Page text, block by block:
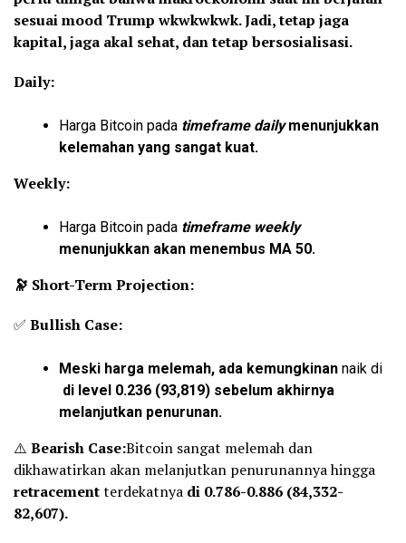
sesuai mood Trump wkwkwkwk. Jadi, tetap jaga
kapital, jaga akal sehat, dan tetap bersosialisasi.
Daily:
Harga Bitcoin pada timeframe daily menunjukkan
kelemahan yang sangat kuat.
Weekly:
Harga Bitcoin pada timeframe weekly
menunjukkan akan menembus MA 50.
🔭 Short-Term Projection:
✅ Bullish Case:
Meski harga melemah, ada kemungkinan naik di
di level 0.236 (93,819) sebelum akhirnya
melanjutkan penurunan.
⚠️ Bearish Case:Bitcoin sangat melemah dan
dikhawatirkan akan melanjutkan penurunannya hingga
retracementterdekatnya di 0.786-0.886 (84,332-
82,607).